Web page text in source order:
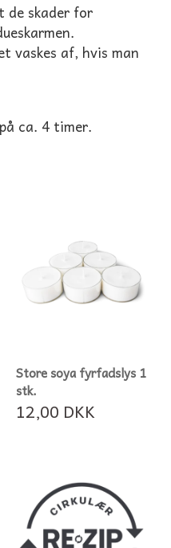
de skader for
vaskes af, hvis man
ca. 4 timer.
Store soya fyrfadslys 1
stk.
12,00 DKK